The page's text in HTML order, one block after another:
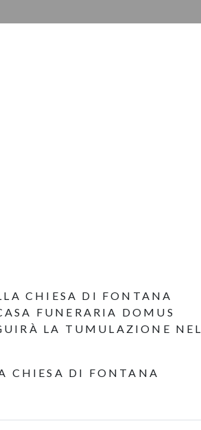
CHIESA DI FONTANA
FUNERARIA DOMUS
LA TUMULAZIONE NEL
CHIESA DI FONTANA